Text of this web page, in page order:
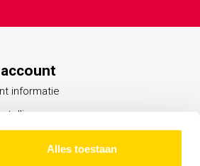
Alles toestaan
informatie